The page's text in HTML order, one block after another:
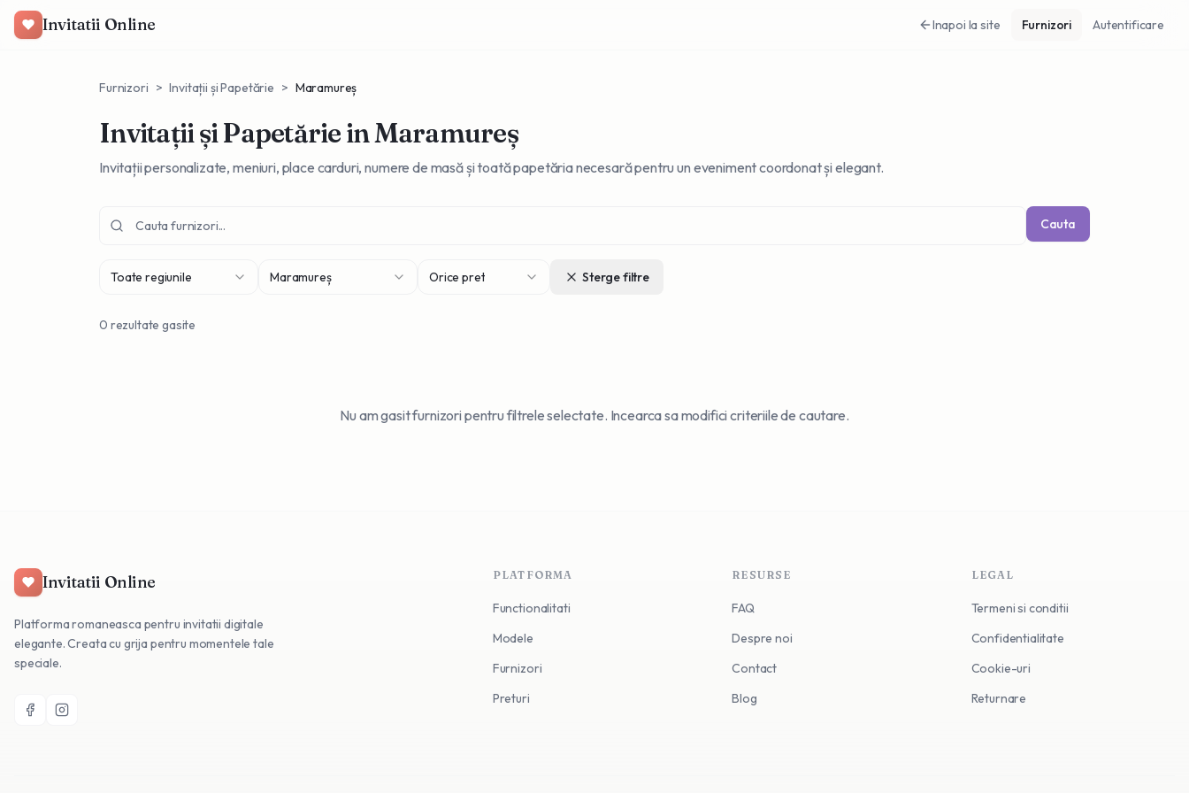
Invitatii Online Inapoi la site Furnizori Autentificare
Furnizori > Invitații și Papetărie > Maramureș
Invitații și Papetăriein Maramureș
Invitații personalizate, meniuri, place carduri, numere de masă și toată papetăria necesară pentru un eveniment coordonat și elegant.
Cauta
Toate regiunile Maramureș Orice pret Sterge filtre
0 rezultate gasite
Nu am gasit furnizori pentru filtrele selectate. Incearca sa modifici criteriile de cautare.
Invitatii Online
Platforma romaneasca pentru invitatii digitale
elegante. Creata cu grija pentru momentele tale
speciale.
PLATFORMA
Functionalitati
Modele
Furnizori
Preturi
RESURSE
FAQ
Despre noi
Contact
Blog
LEGAL
Termeni si conditii
Confidentialitate
Cookie-uri
Returnare